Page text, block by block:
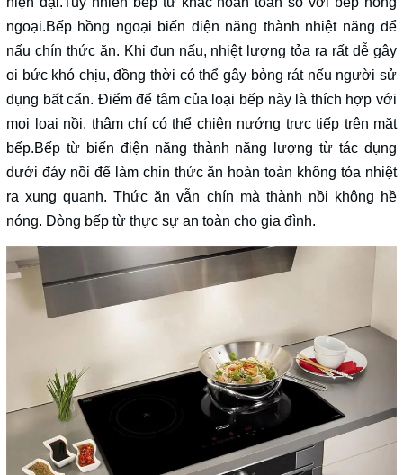
ngoại.Bếp hồng ngoại biến điện năng thành nhiệt năng để
nấu chín thức ăn. Khi đun nấu, nhiệt lượng tỏa ra rất dễ gây
oi bức khó chịu, đồng thời có thể gây bỏng rát nếu người sử
dụng bất cẩn. Điểm để tâm của loại bếp này là thích hợp với
mọi loại nồi, thậm chí có thể chiên nướng trực tiếp trên mặt
bếp.Bếp từ biến điện năng thành năng lượng từ tác dụng
dưới đáy nồi để làm chin thức ăn hoàn toàn không tỏa nhiệt
ra xung quanh. Thức ăn vẫn chín mà thành nồi không hề
nóng. Dòng bếp từ thực sự an toàn cho gia đình.